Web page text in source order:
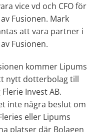
vice vd och CFO för
Fusionen. Mark
att vara partner i
Fusionen.
kommer Lipums
nytt dotterbolag till
Invest AB.
inte några beslut om
eller Lipums
platser där Bolagen